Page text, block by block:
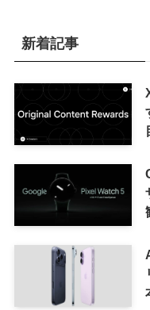
新着記事